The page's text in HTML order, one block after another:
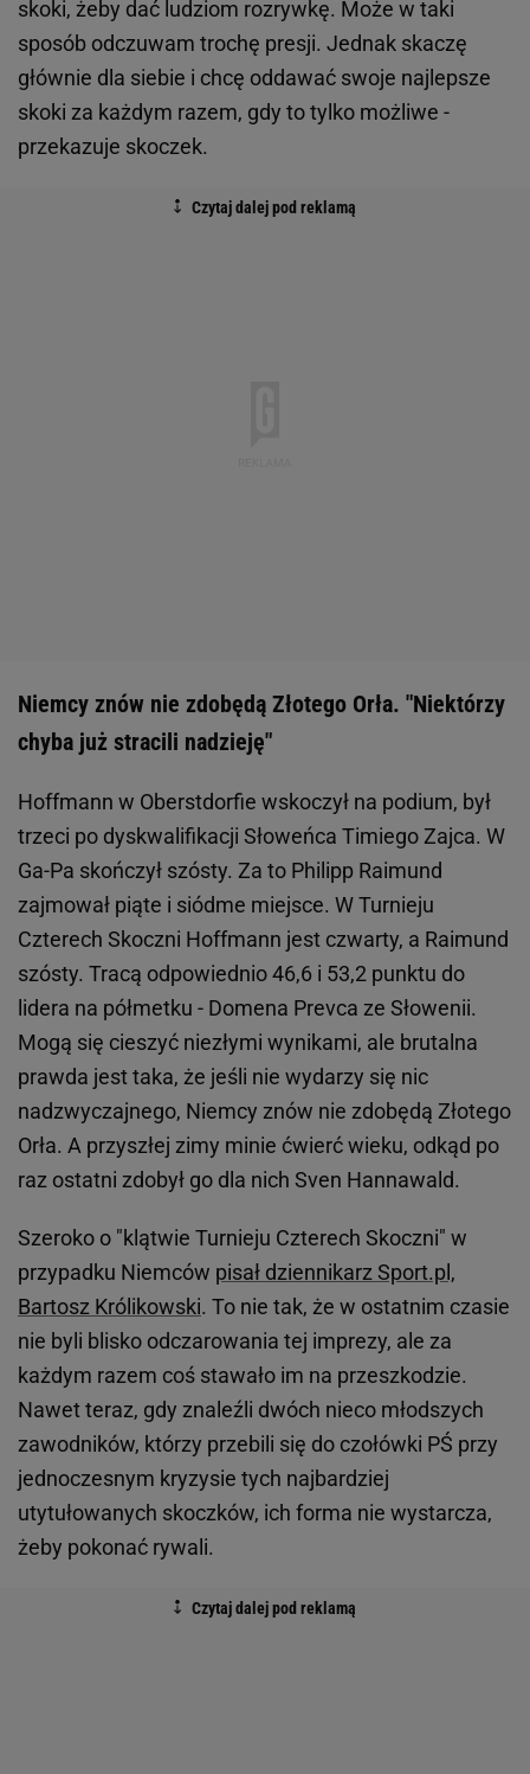
skoki, żeby dać ludziom rozrywkę. Może w taki
sposób odczuwam trochę presji. Jednak skaczę
głównie dla siebie i chcę oddawać swoje najlepsze
skoki za każdym razem, gdy to tylko możliwe -
przekazuje skoczek.
Niemcy znów nie zdobędą Złotego Orła. "Niektórzy
chyba już stracili nadzieję"
Hoffmann w Oberstdorfie wskoczył na podium, był
trzeci po dyskwalifikacji Słoweńca Timiego Zajca. W
Ga-Pa skończył szósty. Za to Philipp Raimund
zajmował piąte i siódme miejsce. W Turnieju
Czterech Skoczni Hoffmann jest czwarty, a Raimund
szósty. Tracą odpowiednio 46,6 i 53,2 punktu do
lidera na półmetku - Domena Prevca ze Słowenii.
Mogą się cieszyć niezłymi wynikami, ale brutalna
prawda jest taka, że jeśli nie wydarzy się nic
nadzwyczajnego, Niemcy znów nie zdobędą Złotego
Orła. A przyszłej zimy minie ćwierć wieku, odkąd po
raz ostatni zdobył go dla nich Sven Hannawald.
Szeroko o "klątwie Turnieju Czterech Skoczni" w
przypadku Niemców pisał dziennikarz Sport.pl,
Bartosz Królikowski. To nie tak, że w ostatnim czasie
nie byli blisko odczarowania tej imprezy, ale za
każdym razem coś stawało im na przeszkodzie.
Nawet teraz, gdy znaleźli dwóch nieco młodszych
zawodników, którzy przebili się do czołówki PŚ przy
jednoczesnym kryzysie tych najbardziej
utytułowanych skoczków, ich forma nie wystarcza,
żeby pokonać rywali.